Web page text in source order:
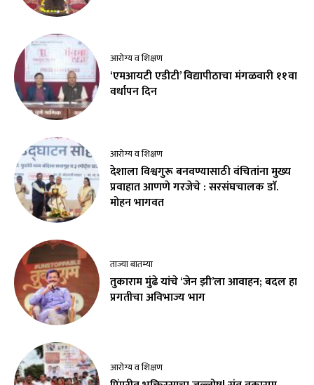
आरोग्य व शिक्षण
‘एमआयटी एडीटी’ विद्यापीठाचा मंगळवारी ११वा
वर्धापन दिन
आरोग्य व शिक्षण
देशाला विश्वगुरू बनवण्यासाठी वंचितांना मुख्य
प्रवाहात आणणे गरजेचे : सरसंघचालक डाॅ.
मोहन भागवत
ताज्या बातम्या
तुकाराम मुंढे यांचे ‘जेन झी’ला आवाहन; बदल हा
प्रगतीचा अविभाज्य भाग
आरोग्य व शिक्षण